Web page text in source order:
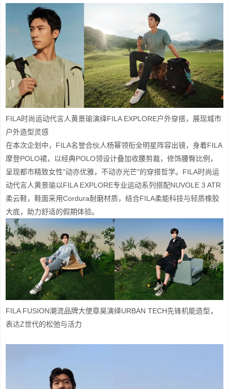
FILA时尚运动代言人黄景瑜演绎FILA EXPLORE户外穿搭，展现城市
户外造型灵感
在本次企划中，FILA名誉合伙人杨幂领衔全明星阵容出镜，身着FILA
摩登POLO裙，以经典POLO领设计叠加收腰剪裁，修饰腰臀比例，
呈现都市精致女性"动亦优雅，不动亦光芒"的穿搭哲学。FILA时尚运
动代言人黄景瑜以FILA EXPLORE专业运动系列搭配NUVOLE 3 ATR
柔云鞋，鞋面采用Cordura耐磨材质，结合FILA柔能科技与轻质橡胶
大底，助力舒适的假期体验。
FILA FUSION潮流品牌大使章昊演绎URBAN TECH先锋机能造型，
表达Z世代的松弛与活力